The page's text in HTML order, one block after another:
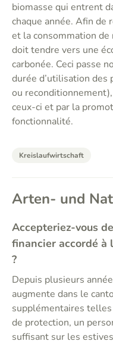
biomasse qui entrent
chaque année. Afin de
et la consommation de
doit tendre vers une
carbonée. Ceci passe
durée d’utilisation
ou
ceux-ci et par la
fonctionnalité.
Kreislaufwirtschaft
Arten- und
Accepteriez-vous
financier accordé à
?
Depuis plusieurs
augmente dans le
supplémentaires
de protection, un
suffisant sur les